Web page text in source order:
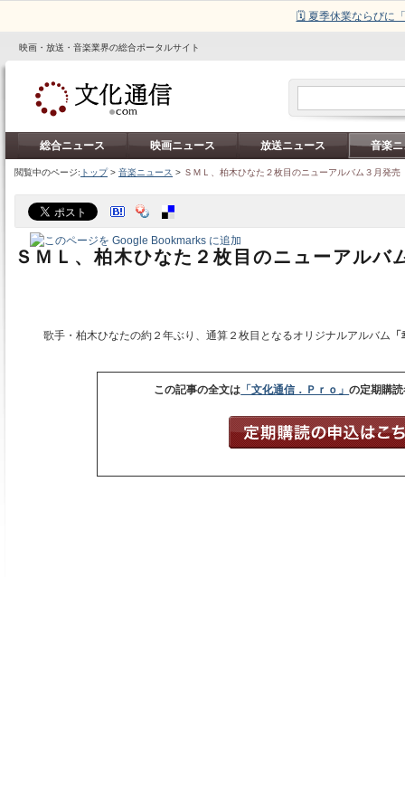
🗓️ 夏季休業ならびに
映画・放送・音楽業界の総合ポータルサイト
総合ニュース 映画ニュース 放送ニュース 音楽
閲覧中のページ: トップ> 音楽ニュース > ＳＭＬ、柏木ひなた２枚目のニューアルバム３月発売
ＳＭＬ、柏木ひなた２枚目のニューアルバ
歌手・柏木ひなたの約２年ぶり、通算２枚目となるオリジナルアルバム
この記事の全文は 「文化通信．Ｐｒｏ」の定期購